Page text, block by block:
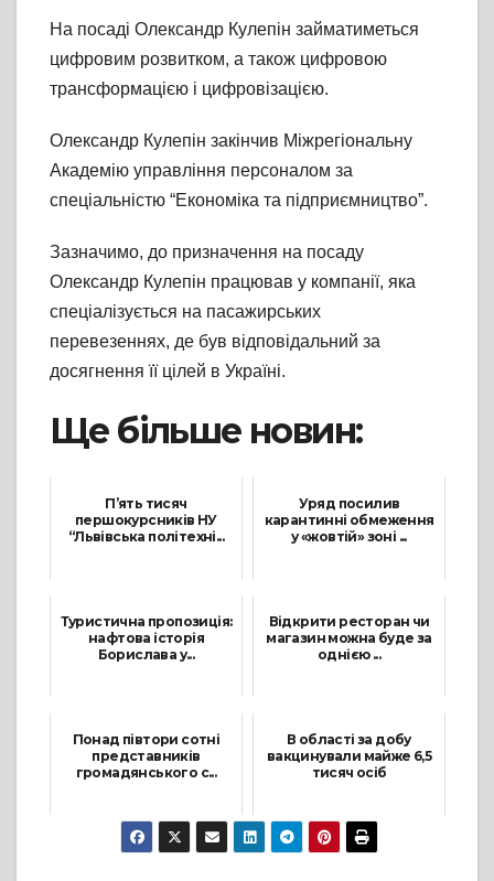
На посаді Олександр Кулепін займатиметься
цифровим розвитком, а також цифровою
трансформацією і цифровізацією.
Олександр Кулепін закінчив Міжрегіональну
Академію управління персоналом за
спеціальністю “Економіка та підприємництво”.
Зазначимо, до призначення на посаду
Олександр Кулепін працював у компанії, яка
спеціалізується на пасажирських
перевезеннях, де був відповідальний за
досягнення її цілей в Україні.
Ще більше новин:
П’ять тисяч
першокурсників НУ
“Львівська політехні...
Уряд посилив
карантинні обмеження
у «жовтій» зоні ...
Туристична пропозиція:
нафтова історія
Борислава у...
Відкрити ресторан чи
магазин можна буде за
однією ...
Понад півтори сотні
представників
громадянського с...
15 Квітня, 2021
В області за добу
вакцинували майже 6,5
тисяч осіб
17 Жовтня, 2021